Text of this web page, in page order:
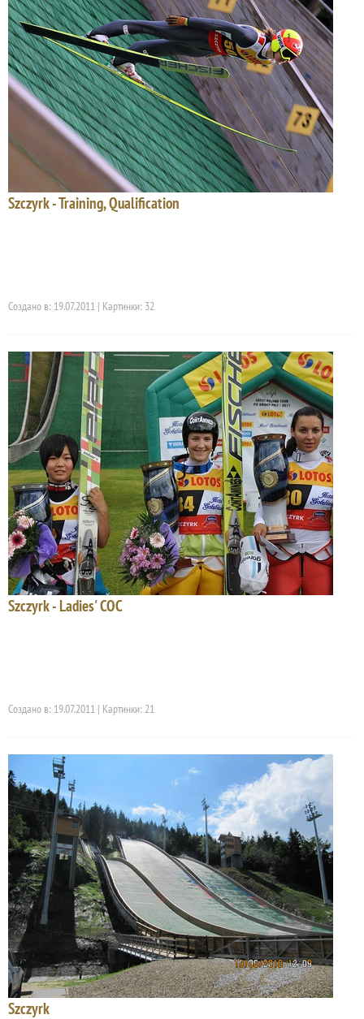
Szczyrk - Training, Qualification
Создано в: 19.07.2011 | Картинки: 32
Szczyrk - Ladies' COC
Создано в: 19.07.2011 | Картинки: 21
Szczyrk